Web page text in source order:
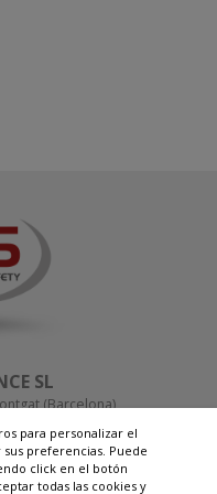
SL
(Barcelona)
para personalizar el
preferencias. Puede
click en el botón
todas las cookies y